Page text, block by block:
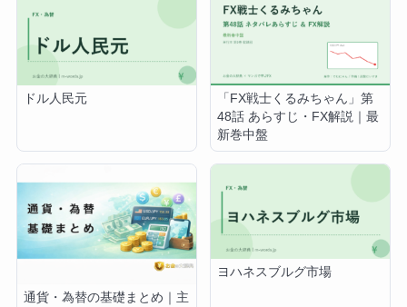
ドル人民元
「FX戦士くるみちゃん」第
48話 あらすじ・FX解説｜最
新巻中盤
通貨・為替の基礎まとめ｜主
ヨハネスブルグ市場